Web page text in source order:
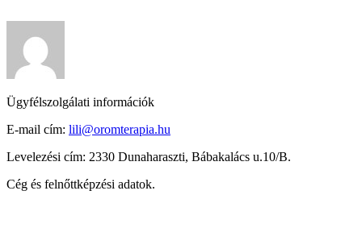
Ügyfélszolgálati információk
E-mail cím: lili@oromterapia.hu
Levelezési cím: 2330 Dunaharaszti, Bábakalács u.10/B.
Cég és felnőttképzési adatok.